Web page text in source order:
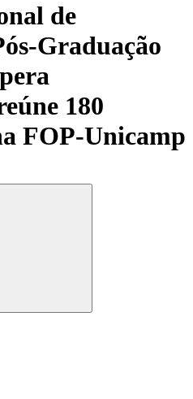
de
Graduação
180
FOP-Unicamp